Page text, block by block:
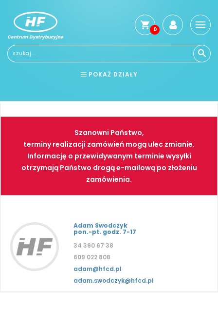
Centrum Dystrybucyjne
0
POKAŻ DZIAŁY
NARZĘDZIA SPAWALNICTWO
FARBY PNEUMATYKA
Szanowni Państwo,
terminy realizacji zamówień mogą ulec zmianie.
Informację o przewidywanym terminie wysyłki
otrzymają Państwo drogą e-mailową po złożeniu
zamówienia.
Adam Swodczyk
pon.-pt. godz. 7-17
34 390 67 38
609 022 808
adam@hfcd.pl
adam.swodczyk@hfcd.pl